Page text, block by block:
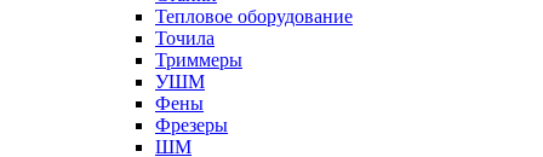
Тепловое оборудование
Точила
Триммеры
УШМ
Фены
Фрезеры
ШМ